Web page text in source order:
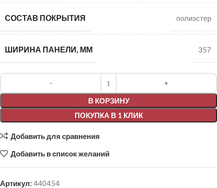
СОСТАВ ПОКРЫТИЯ полиэстер
ШИРИНА ПАНЕЛИ, ММ 357
В КОРЗИНУ
ПОКУПКА В 1 КЛИК
Alternative:
Добавить для сравнения
Добавить в список желаний
Артикул: 440454